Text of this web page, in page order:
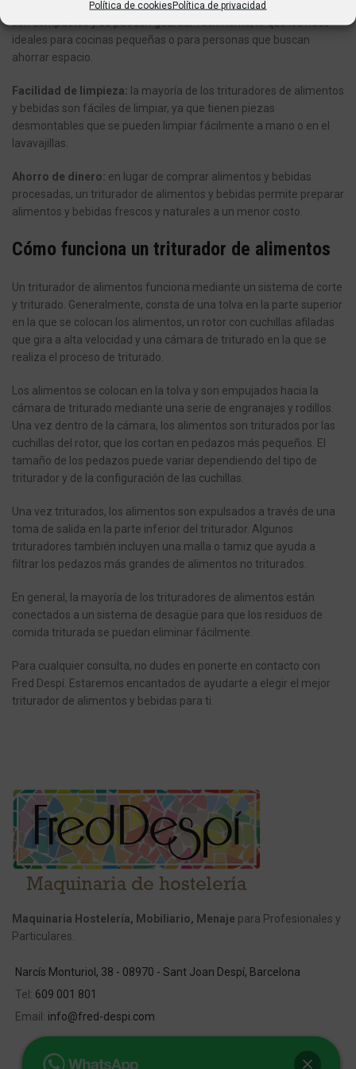
Política de cookiesPolítica de privacidad
Ahorro de espacio:algunos trituradores de alimentos y bebidas
son compactos y se pueden guardar fácilmente, lo que los hace
ideales para cocinas pequeñas o para personas que buscan
ahorrar espacio.
Facilidad de limpieza: la mayoría de los trituradores de alimentos
y bebidas son fáciles de limpiar, ya que tienen piezas
desmontables que se pueden limpiar fácilmente a mano o en el
lavavajillas.
Ahorro de dinero: en lugar de comprar alimentos y bebidas
procesadas, un triturador de alimentos y bebidas permite preparar
alimentos y bebidas frescos y naturales a un menor costo.
Cómo funciona un triturador de alimentos
Un triturador de alimentos funciona mediante un sistema de corte
y triturado. Generalmente, consta de una tolva en la parte superior
en la que se colocan los alimentos, un rotor con cuchillas afiladas
que gira a alta velocidad y una cámara de triturado en la que se
realiza el proceso de triturado.
Los alimentos se colocan en la tolva y son empujados hacia la
cámara de triturado mediante una serie de engranajes y rodillos.
Una vez dentro de la cámara, los alimentos son triturados por las
cuchillas del rotor, que los cortan en pedazos más pequeños. El
tamaño de los pedazos puede variar dependiendo del tipo de
triturador y de la configuración de las cuchillas.
Una vez triturados, los alimentos son expulsados a través de una
toma de salida en la parte inferior del triturador. Algunos
trituradores también incluyen una malla o tamiz que ayuda a
filtrar los pedazos más grandes de alimentos no triturados.
En general, la mayoría de los trituradores de alimentos están
conectados a un sistema de desagüe para que los residuos de
comida triturada se puedan eliminar fácilmente.
Para cualquier consulta, no dudes en ponerte en contacto con
Fred Despí. Estaremos encantados de ayudarte a elegir el mejor
triturador de alimentos y bebidas para ti.
Maquinaria Hostelería, Mobiliario, Menaje para Profesionales y
Particulares.
Narcís Monturiol, 38 - 08970 - Sant Joan Despí, Barcelona
Tel: 609 001 801
Email: info@fred-despi.com